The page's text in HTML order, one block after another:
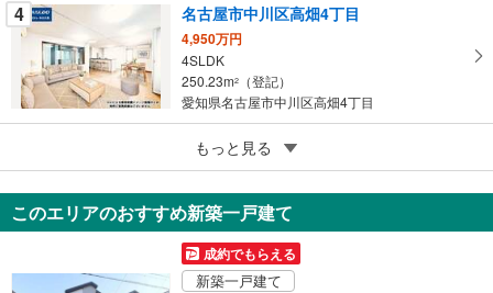
4 名古屋市中川区高畑4丁目
4,950万円
4SLDK
250.23m2
（登記）
愛知県名古屋市中川区高畑4丁目
成約でもらえる
名古屋市中川区愛知町
3,849万円
4LDK
118.28m2（登記）
愛知県名古屋市中川区愛知町
もっと見る
このエリアのおすすめ新築一戸建て
成約でもらえる
新築一戸建て